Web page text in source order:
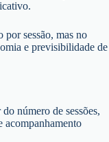
por sessão, mas no
e previsibilidade de
número de sessões,
acompanhamento